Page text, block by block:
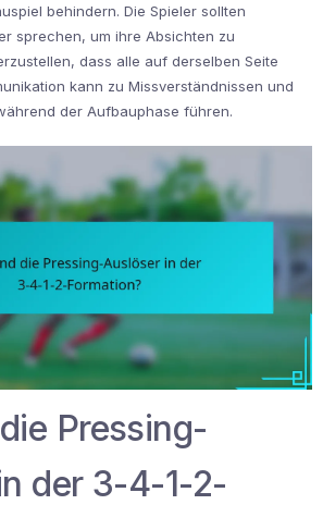
behindern. Die Spieler sollten
sprechen, um ihre Absichten zu
dass alle auf derselben Seite
kann zu Missverständnissen und
der Aufbauphase führen.
Pressing-
der 3-4-1-2-